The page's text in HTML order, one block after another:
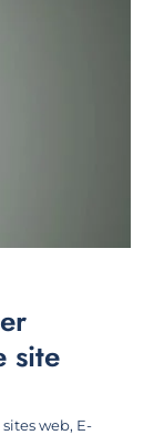
site
web, E-